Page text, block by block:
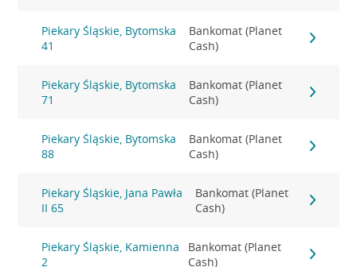
Piekary Śląskie, Bytomska
41
Bankomat (Planet
Cash)
Piekary Śląskie, Bytomska
71
Bankomat (Planet
Cash)
Piekary Śląskie, Bytomska
88
Bankomat (Planet
Cash)
Piekary Śląskie, Jana Pawła
II 65
Bankomat (Planet
Cash)
Piekary Śląskie, Kamienna
2
Bankomat (Planet
Cash)